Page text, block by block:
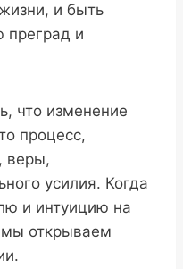
и быть
преград и
что изменение
процесс,
веры,
усилия. Когда
и интуицию на
открываем